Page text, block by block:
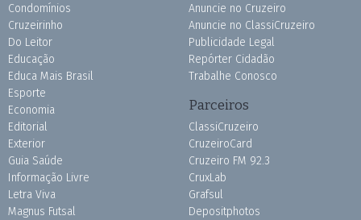
Condomínios
Cruzeirinho
Do Leitor
Educação
Educa Mais Brasil
Esporte
Economia
Editorial
Exterior
Guia Saúde
Informação Livre
Letra Viva
Magnus Futsal
Anuncie no Cruzeiro
Anuncie no ClassiCruzeiro
Publicidade Legal
Repórter Cidadão
Trabalhe Conosco
Parceiros
ClassiCruzeiro
CruzeiroCard
Cruzeiro FM 92.3
CruxLab
Grafsul
Depositphotos